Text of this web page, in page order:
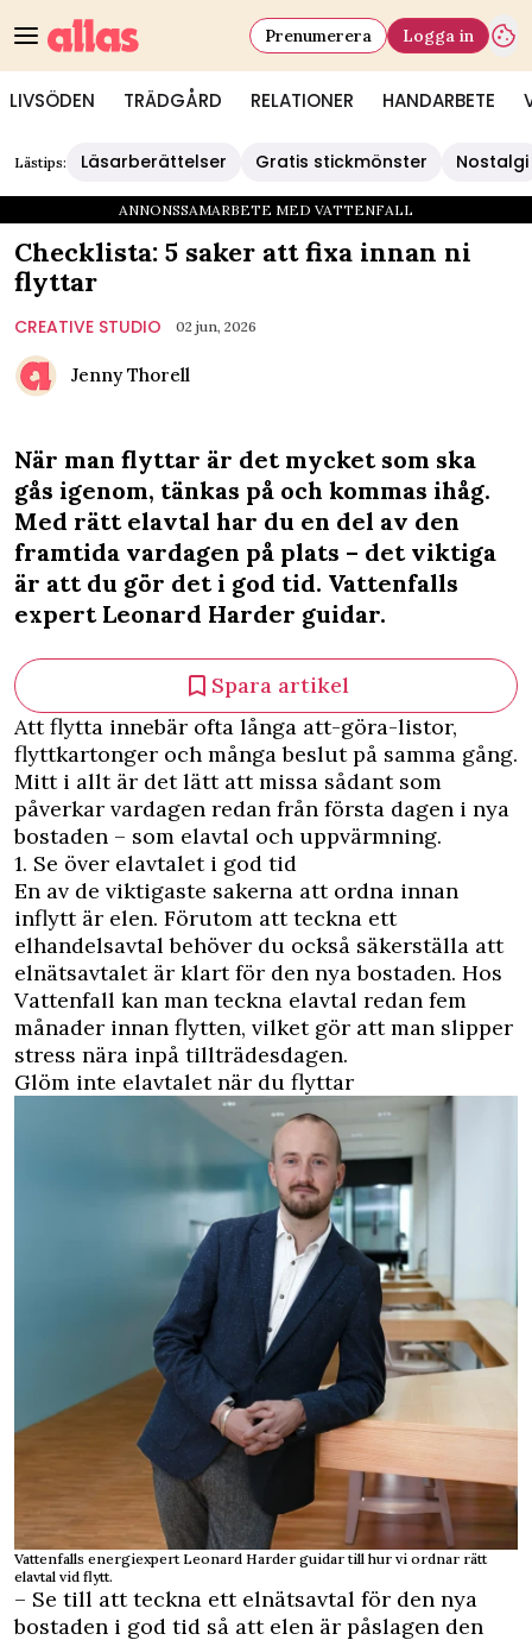
LIVSÖDEN TRÄDGÅRD RELATIONER HANDARBETE
Prenumerera Logga in
Lästips: Läsarberättelser Gratis stickmönster Nostalgi
ANNONSSAMARBETE MED VATTENFALL
Checklista: 5 saker att fixa innan ni
flyttar
CREATIVE STUDIO 02 jun, 2026
Jenny Thorell
När man flyttar är det mycket som ska
gås igenom, tänkas på och kommas ihåg.
Med rätt elavtal har du en del av den
framtida vardagen på plats – det viktiga
är att du gör det i god tid. Vattenfalls
expert Leonard Harder guidar.
Spara artikel
Att flytta innebär ofta långa att-göra-listor,
flyttkartonger och många beslut på samma gång.
Mitt i allt är det lätt att missa sådant som
påverkar vardagen redan från första dagen i nya
bostaden – som elavtal och uppvärmning.
1. Se över elavtalet i god tid
En av de viktigaste sakerna att ordna innan
inflytt är elen. Förutom att teckna ett
elhandelsavtal behöver du också säkerställa att
elnätsavtalet är klart för den nya bostaden. Hos
Vattenfall kan man teckna elavtal redan fem
månader innan flytten, vilket gör att man slipper
stress nära inpå tillträdesdagen.
Glöm inte elavtalet när du flyttar
Vattenfalls energiexpert Leonard Harder guidar till hur vi ordnar rätt
elavtal vid flytt.
– Se till att teckna ett elnätsavtal för den nya
bostaden i god tid så att elen är påslagen den